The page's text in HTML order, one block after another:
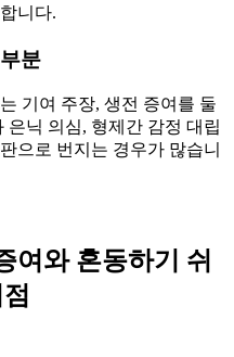
니다.
분
기여 주장, 생전 증여를 둘
은닉 의심, 형제간 감정 대립
으로 번지는 경우가 많습니
여와 혼동하기 쉬